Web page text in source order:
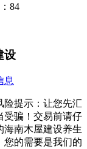
84
设
息
险提示：让您先汇
受骗！交易前请仔
海南木屋建设养生
需要是我们的